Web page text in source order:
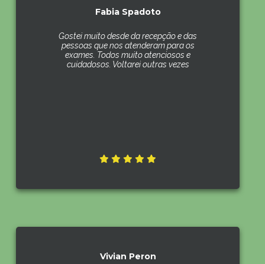
Fabia Spadoto
Gostei muito desde da recepção e das
pessoas que nos atenderam para os
exames. Todos muito atenciosos e
cuidadosos. Voltarei outras vezes
Vivian Peron